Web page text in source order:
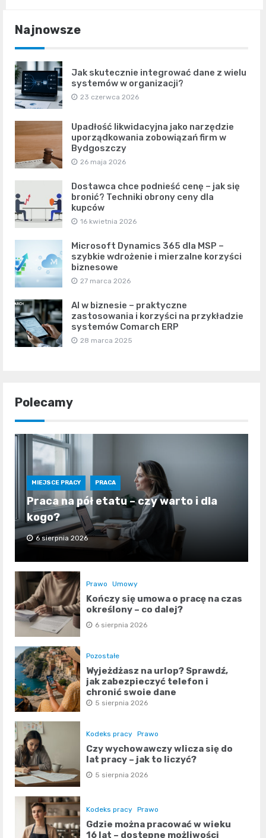
Najnowsze
Jak skutecznie integrować dane z wielu
systemów w organizacji?
23 czerwca 2026
Upadłość likwidacyjna jako narzędzie
uporządkowania zobowiązań firm w
Bydgoszczy
26 maja 2026
Dostawca chce podnieść cenę – jak się
bronić? Techniki obrony ceny dla
kupców
16 kwietnia 2026
Microsoft Dynamics 365 dla MSP –
szybkie wdrożenie i mierzalne korzyści
biznesowe
27 marca 2026
AI w biznesie – praktyczne
zastosowania i korzyści na przykładzie
systemów Comarch ERP
28 marca 2025
Polecamy
MIEJSCE PRACY PRACA
Praca na pół etatu – czy warto i dla
kogo?
6 sierpnia 2026
Prawo Umowy
Kończy się umowa o pracę na czas
określony – co dalej?
6 sierpnia 2026
Pozostałe
Wyjeżdżasz na urlop? Sprawdź,
jak zabezpieczyć telefon i
chronić swoje dane
5 sierpnia 2026
Kodeks pracy Prawo
Czy wychowawczy wlicza się do
lat pracy – jak to liczyć?
5 sierpnia 2026
Kodeks pracy Prawo
Gdzie można pracować w wieku
16 lat – dostępne możliwości